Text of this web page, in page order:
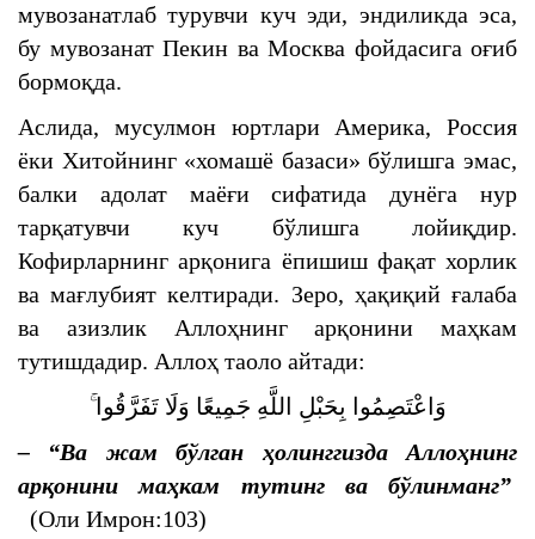
мувозанатлаб турувчи куч эди, эндиликда эса,
бу мувозанат Пекин ва Москва фойдасига оғиб
бормоқда.
Аслида, мусулмон юртлари Америка, Россия
ёки Хитойнинг «хомашё базаси» бўлишга эмас,
балки адолат маёғи сифатида дунёга нур
тарқатувчи куч бўлишга лойиқдир.
Кофирларнинг арқонига ёпишиш фақат хорлик
ва мағлубият келтиради. Зеро, ҳақиқий ғалаба
ва азизлик Аллоҳнинг арқонини маҳкам
тутишдадир. Аллоҳ таоло айтади:
وَاعْتَصِمُوا بِحَبْلِ اللَّهِ جَمِيعًا وَلَا تَفَرَّقُوا ۚ
– “Ва жам бўлган ҳолинггиздаАллоҳнинг
арқонини маҳкам тутинг ва бўлинманг”
(Оли Имрон:103)